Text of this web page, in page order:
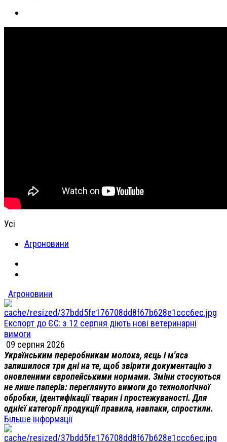
Усі
Агроновини
Агроновини
Експорт до ЄС: з 12 серпня діють нові ветеринарні
вимоги
09 серпня 2026
Українським переробникам молока, яєць і м'яса
залишилося три дні на те, щоб звірити документацію з
оновленими європейськими нормами. Зміни стосуються
не лише паперів: переглянуто вимоги до технологічної
обробки, ідентифікації тварин і простежуваності. Для
однієї категорії продукції правила, навпаки, спростили.
Більше інформації